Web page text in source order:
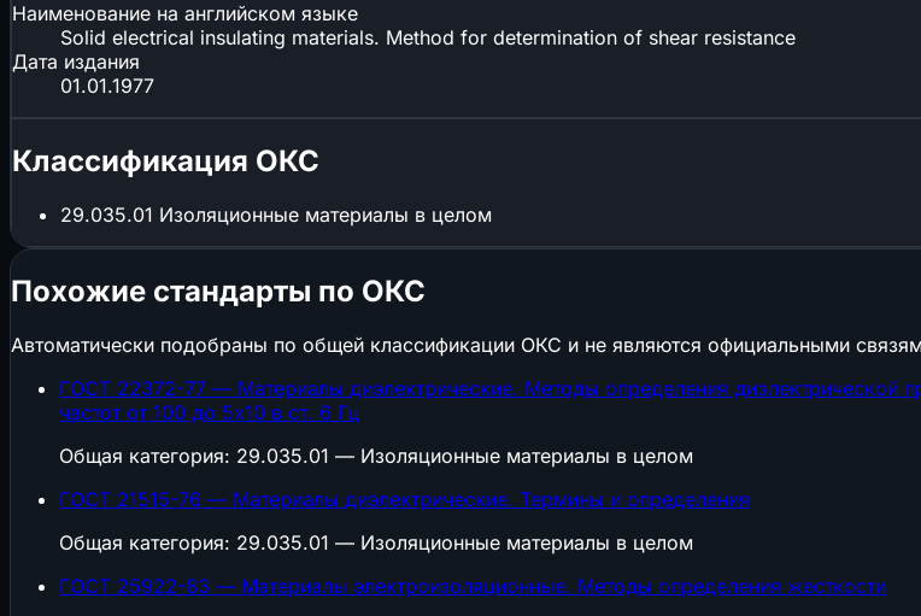
Наименование на английском языке
Solid electrical insulating materials. Method for determination of shear resistance
Дата издания
01.01.1977
Классификация ОКС
29.035.01 Изоляционные материалы в целом
Похожие стандарты по ОКС
Автоматически подобраны по общей классификации ОКС и не являются официальными
ГОСТ 22372-77 — Материалы диэлектрические. Методы определения диэлектрической
частот от 100 до 5х10 в ст. 6 Гц
Общая категория: 29.035.01 — Изоляционные материалы в целом
ГОСТ 21515-76 — Материалы диэлектрические. Термины и определения
Общая категория: 29.035.01 — Изоляционные материалы в целом
ГОСТ 25922-83 — Материалы электроизоляционные. Методы определения жесткости